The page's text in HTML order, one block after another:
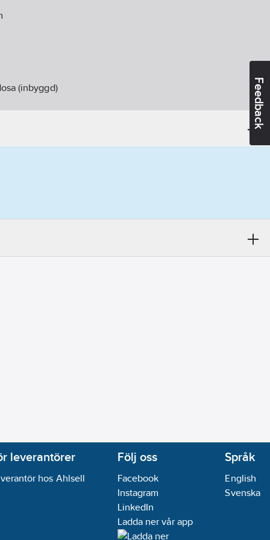
Feedback
(inbyggd)
18
leverantörer
hos Ahlsell
Följ oss
Facebook
Instagram
LinkedIn
Ladda ner vår app
Språk
English
Svenska